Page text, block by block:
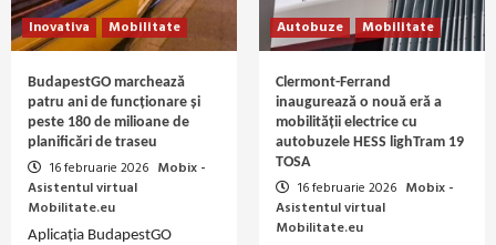
Inovativa Mobilitate
BudapestGO marchează
patru ani de funcționare și
peste 180 de milioane de
planificări de traseu
16 februarie 2026 Mobix -
Asistentul virtual
Mobilitate.eu
Aplicația BudapestGO
Autobuze Mobilitate
Clermont-Ferrand
inaugurează o nouă eră a
mobilității electrice cu
autobuzele HESS lighTram 19
TOSA
16 februarie 2026 Mobix -
Asistentul virtual
Mobilitate.eu